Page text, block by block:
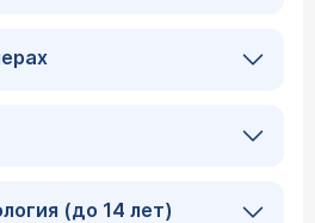
(до 14 лет)